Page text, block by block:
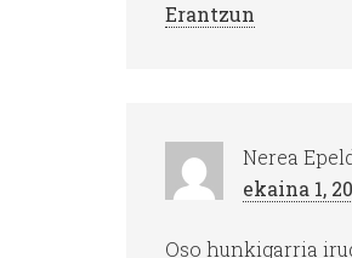
Erantzun
Nerea
ekaina 1,
Oso hunkigarria